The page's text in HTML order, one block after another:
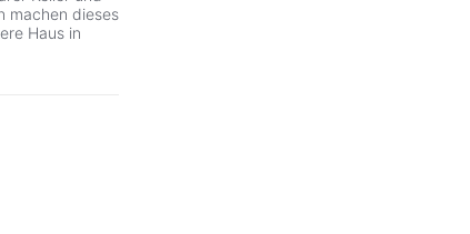
machen dieses
Haus in